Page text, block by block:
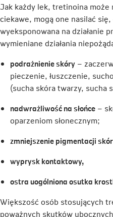
Jak każdy lek, tretinoina może
ciekawe, mogą one nasilać
wyeksponowana na działanie
wymieniane działania
podrażnienie skóry –
pieczenie, łuszczenie,
(sucha skóra twarzy, sucha
nadwrażliwość na słońce –
oparzeniom słonecznym;
zmniejszenie pigmentacji
wyprysk kontaktowy,
ostra uogólniona osutka
Większość osób stosujących
poważnych skutków